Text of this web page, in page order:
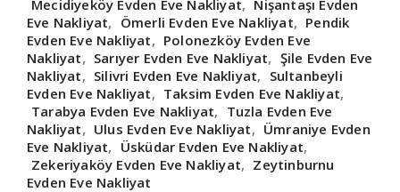
Mecidiyeköy Evden Eve Nakliyat, Nişantaşı Evden
Eve Nakliyat, Ömerli Evden Eve Nakliyat, Pendik
Evden Eve Nakliyat, Polonezköy Evden Eve
Nakliyat, Sarıyer Evden Eve Nakliyat, Şile Evden Eve
Nakliyat, Silivri Evden Eve Nakliyat, Sultanbeyli
Evden Eve Nakliyat, Taksim Evden Eve Nakliyat,
Tarabya Evden Eve Nakliyat, Tuzla Evden Eve
Nakliyat, Ulus Evden Eve Nakliyat, Ümraniye Evden
Eve Nakliyat, Üsküdar Evden Eve Nakliyat,
Zekeriyaköy Evden Eve Nakliyat, Zeytinburnu
Evden Eve Nakliyat